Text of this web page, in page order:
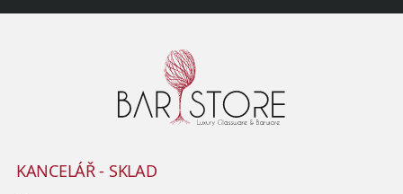
KANCELÁŘ - SKLAD